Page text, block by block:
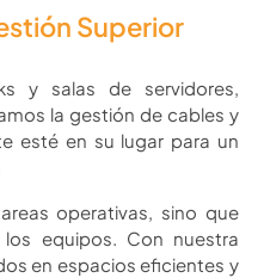
Superior
y salas de servidores,
la gestión de cables y
esté en su lugar para un
operativas, sino que
equipos. Con nuestra
en espacios eficientes y